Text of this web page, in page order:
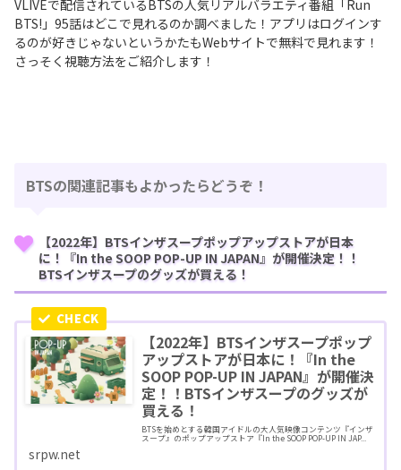
VLIVEで配信されているBTSの人気リアルバラエティ番組「Run
BTS!」95話はどこで見れるのか調べました！アプリはログインす
るのが好きじゃないというかたもWebサイトで無料で見れます！
さっそく視聴方法をご紹介します！
BTSの関連記事もよかったらどうぞ！
【2022年】BTSインザスープポップアップストアが日本
に！『In the SOOP POP-UP IN JAPAN』が開催決定！！
BTSインザスープのグッズが買える！
【2022年】BTSインザスープポップ
アップストアが日本に！『In the
SOOP POP-UP IN JAPAN』が開催決
定！！BTSインザスープのグッズが
買える！
BTSを始めとする韓国アイドルの大人気映像コンテンツ『インザ
スープ』のポップアップストア『In the SOOP POP-UP IN JAP...
srpw.net